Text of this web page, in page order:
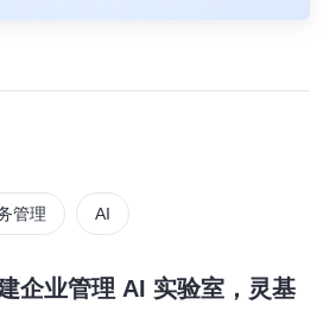
管理 AI
企业管理 AI 实验室，灵基